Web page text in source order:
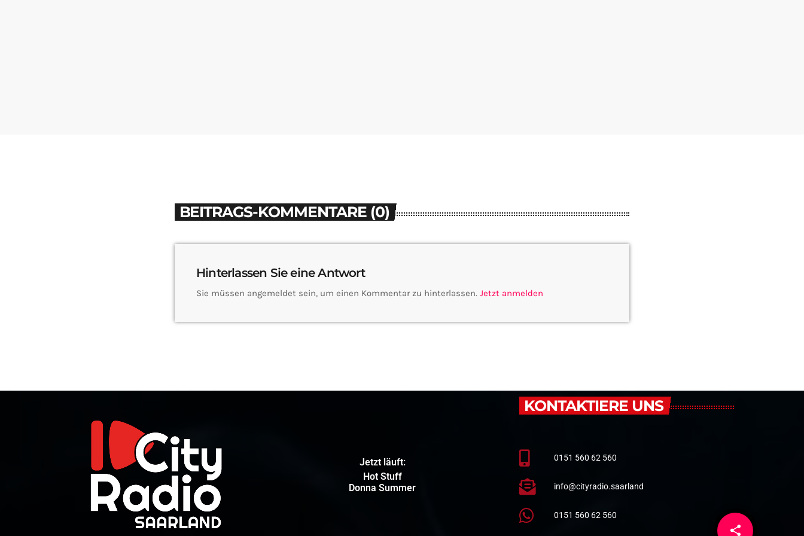
share
email
BEITRAGS-KOMMENTARE (0)
Hinterlassen Sie eine Antwort
Sie müssen angemeldet sein, um einen Kommentar zu hinterlassen. Jetzt anmelden
Jetzt läuft:
Hot Stuff
Donna Summer
KONTAKTIERE UNS
0151 560 62 560
info@cityradio.saarland
0151 560 62 560